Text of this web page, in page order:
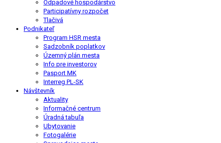
Odpadové hospodárstvo
Participatívny rozpočet
Tlačivá
Podnikateľ
Program HSR mesta
Sadzobník poplatkov
Územný plán mesta
Info pre investorov
Pasport MK
Interreg PL-SK
Návštevník
Aktuality
Informačné centrum
Úradná tabuľa
Ubytovanie
Fotogalérie